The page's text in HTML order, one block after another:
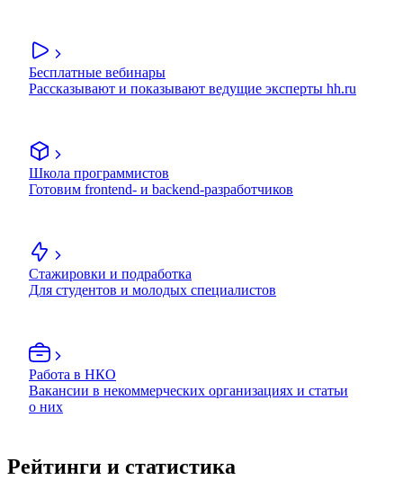
Бесплатные вебинары
Рассказывают и показывают ведущие эксперты hh.ru
Школа программистов
Готовим frontend- и backend-разработчиков
Стажировки и подработка
Для студентов и молодых специалистов
Работа в НКО
Вакансии в некоммерческих организациях и статьи
о них
Рейтинги и статистика